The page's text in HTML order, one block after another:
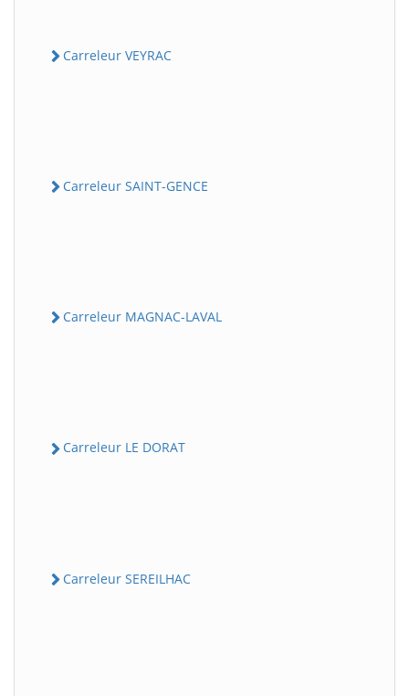
Carreleur VEYRAC
Carreleur SAINT-GENCE
Carreleur MAGNAC-LAVAL
Carreleur LE DORAT
Carreleur SEREILHAC